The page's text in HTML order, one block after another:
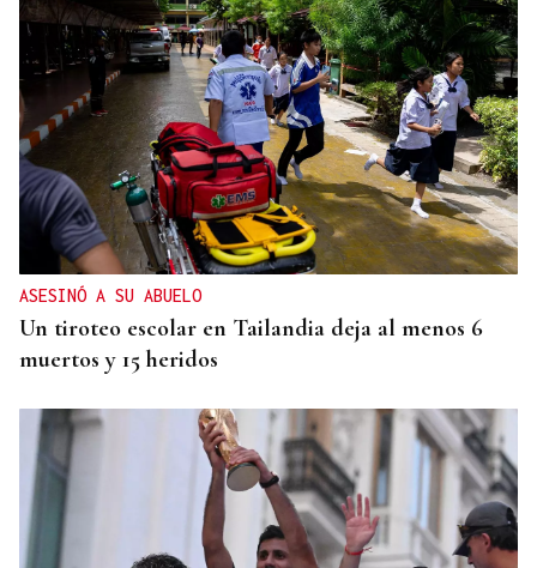
ASESINÓ A SU ABUELO
Un tiroteo escolar en Tailandia deja al menos 6
muertos y 15 heridos